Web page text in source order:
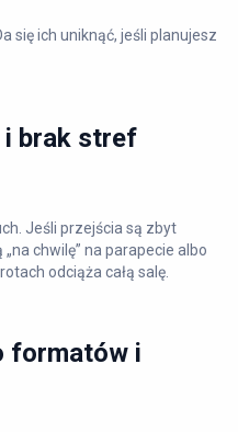
się ich uniknąć, jeśli planujesz
i brak stref
Jeśli przejścia są zbyt
chwilę” na parapecie albo
odciąża całą salę.
formatów i